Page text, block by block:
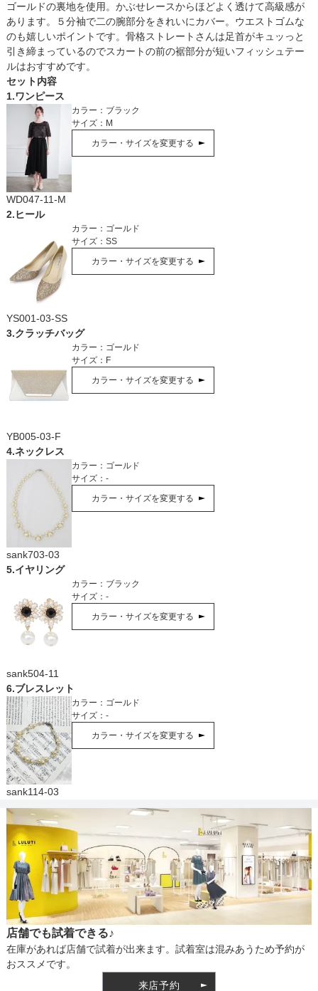
ゴールドの裏地を使用。かぶせレースからほどよく透けて高級感が
あります。５分袖で二の腕部分をきれいにカバー。ウエストゴムな
のも嬉しいポイントです。骨格ストレートさんは足首がキュッっと
引き締まっているのでスカートの前の裾部分が短いフィッシュテー
ルはおすすめです。
セット内容
1.ワンピース
カラー： ブラック
サイズ： M
カラー・サイズを変更する
WD047-11-M
2.ヒール
カラー： ゴールド
サイズ： SS
カラー・サイズを変更する
YS001-03-SS
3.クラッチバッグ
カラー： ゴールド
サイズ： F
カラー・サイズを変更する
YB005-03-F
4.ネックレス
カラー： ゴールド
サイズ： -
カラー・サイズを変更する
sank703-03
5.イヤリング
カラー： ブラック
サイズ： -
カラー・サイズを変更する
sank504-11
6.ブレスレット
カラー： ゴールド
サイズ： -
カラー・サイズを変更する
sank114-03
店舗でも試着できる♪
在庫があれば店舗で試着が出来ます。試着室は混みあうため予約が
おススメです。
来店予約